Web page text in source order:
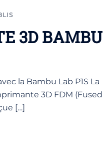
3D BAMBU
la Bambu Lab P1S La
3D FDM (Fused
[…]